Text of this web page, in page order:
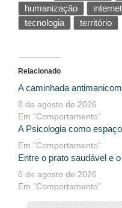
humanização
internet
tecnologia
território
Relacionado
A caminhada
8 de agosto de 2026
Em "Comportamento"
A Psicologia como
Em "Comportamento"
Entre o prato saudável e
6 de agosto de 2026
Em "Comportamento"